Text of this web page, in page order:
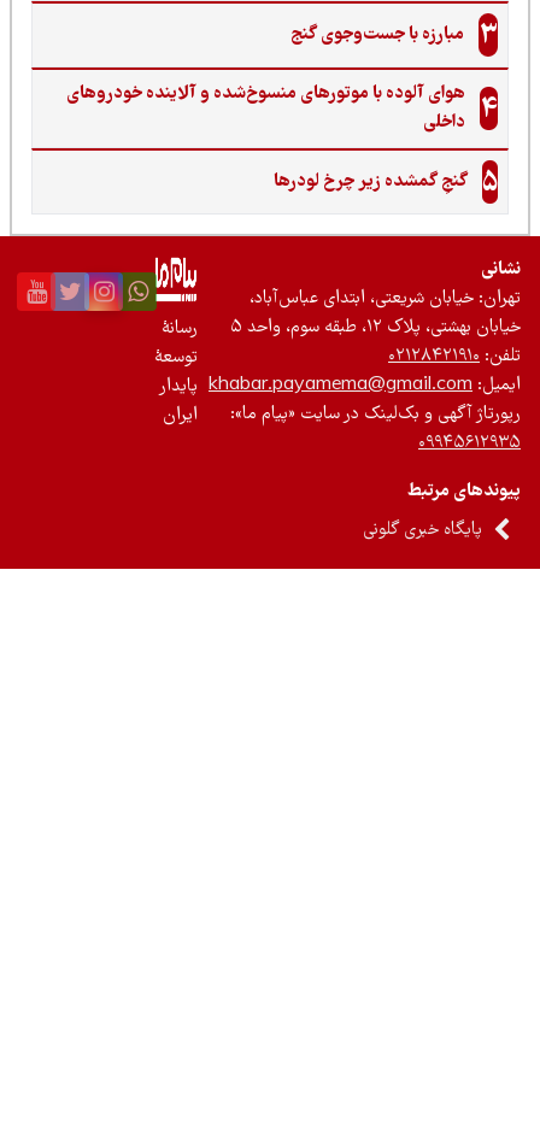
مبارزه با جست‌وجوی گنج‌
هوای آلوده با موتورهای منسوخ‌شده و آلاینده خودروهای
داخلی
گنجِ گمشده زیر چرخ لودرها
خیابان شریعتی، ابتدای عباس‌آباد،
بهشتی، پلاک ۱۲، طبقه سوم، واحد ۵
۰۲۱۲۸۴۲۱۹۱۰
khabar.payamema@gmail.com
آگهی و بک‌لینک در سایت «پیام ما»:
مرتبط
پایگاه خبری گلونی
رسانۀ
توسعۀ
پایدار
ایران